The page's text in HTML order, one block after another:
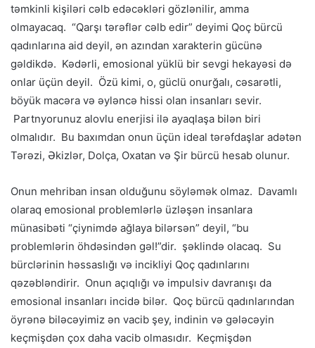
təmkinli kişiləri cəlb edəcəkləri gözlənilir, amma
olmayacaq. “Qarşı tərəflər cəlb edir” deyimi Qoç bürcü
qadınlarına aid deyil, ən azından xarakterin gücünə
gəldikdə. Kədərli, emosional yüklü bir sevgi hekayəsi də
onlar üçün deyil. Özü kimi, o, güclü onurğalı, cəsarətli,
böyük macəra və əyləncə hissi olan insanları sevir.
Partnyorunuz alovlu enerjisi ilə ayaqlaşa bilən biri
olmalıdır. Bu baxımdan onun üçün ideal tərəfdaşlar adətən
Tərəzi, Əkizlər, Dolça, Oxatan və Şir bürcü hesab olunur.
Onun mehriban insan olduğunu söyləmək olmaz. Davamlı
olaraq emosional problemlərlə üzləşən insanlara
münasibəti “çiynimdə ağlaya bilərsən” deyil, “bu
problemlərin öhdəsindən gəl!”dir. şəklində olacaq. Su
bürclərinin həssaslığı və incikliyi Qoç qadınlarını
qəzəbləndirir. Onun açıqlığı və impulsiv davranışı da
emosional insanları incidə bilər. Qoç bürcü qadınlarından
öyrənə biləcəyimiz ən vacib şey, indinin və gələcəyin
keçmişdən çox daha vacib olmasıdır. Keçmişdən